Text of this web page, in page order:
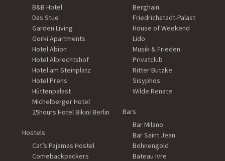
B&B Hotel
Das Stue
Garden Living
Gorki Apartments
Hotel Abion
Hotel Albrechtshof
Hotel am Steinplatz
Hotel Prens
Hüttenpalast
Michelberger Hotel
25hours Hotel Bikini Berlin
Hostels
Cat’s Pajamas Hostel
Comebackpackers
Berghain
Friedrichstadt-Palast
House of Weekend
Lido
Musik & Frieden
Privatclub
Ritter Butzke
Sisyphos
Wilde Renate
Bars
Bar Milano
Bar Saint Jean
Bohnengold
Bateau Ivre